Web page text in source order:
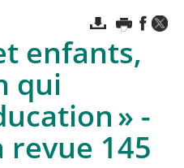
enfants,
qui
» -
revue 145